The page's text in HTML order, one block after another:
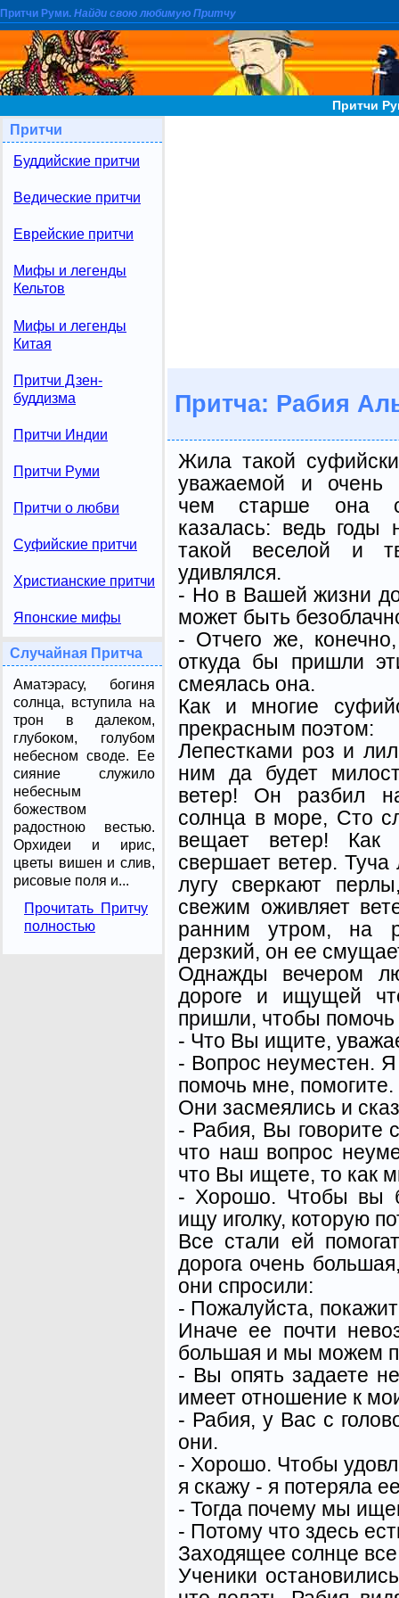
Притчи Руми. Найди свою любимую Притчу
Притчи
Притчи
Буддийские притчи
Ведические притчи
Еврейские притчи
Мифы и легенды
Кельтов
Мифы и легенды
Китая
Притчи Дзен-
буддизма
Притчи Индии
Притчи Руми
Притчи о любви
Суфийские притчи
Христианские притчи
Японские мифы
Случайная Притча
Аматэрасу, богиня
солнца, вступила на
трон в далеком,
глубоком, голубом
небесном своде. Ее
сияние служило
небесным
божеством
радостною вестью.
Орхидеи и ирис,
цветы вишен и слив,
рисовые поля и...
Прочитать Притчу
полностью
Притча: Рабия
Жила такой
уважаемой и очень
чем старше она
казалась: ведь годы
такой веселой и
удивлялся.
- Но в Вашей жизни
может быть
- Отчего же,
откуда бы пришли
смеялась она.
Как и многие
прекрасным поэтом:
Лепестками роз и
ним да будет
ветер! Он разбил
солнца в море, Сто
вещает ветер! Как
свершает ветер.
лугу сверкают
свежим оживляет
ранним утром, на
дерзкий, он ее
Однажды вечером
дороге и ищущей
пришли, чтобы
- Что Вы ищите,
- Вопрос неуместен.
помочь мне, помогите.
Они засмеялись и
- Рабия, Вы говорите
что наш вопрос
что Вы ищете, то как
- Хорошо. Чтобы вы
ищу иголку, которую
Все стали ей
дорога очень
они спросили:
- Пожалуйста,
Иначе ее почти
большая и мы можем
- Вы опять задаете
имеет отношение к
- Рабия, у Вас с
они.
- Хорошо. Чтобы
я скажу - я потеряла
- Тогда почему мы
- Потому что здесь
Заходящее солнце
Ученики